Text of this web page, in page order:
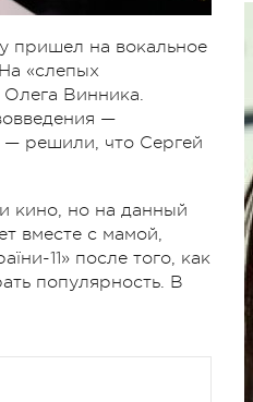
пришел на вокальное
«слепых
Винника.
—
— решили, что Сергей
кино, но на данный
вместе с мамой,
11» после того, как
популярность. В